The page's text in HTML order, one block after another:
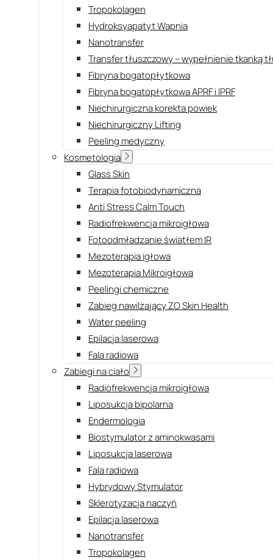
Tropokolagen
Hydroksyapatyt Wapnia
Nanotransfer
Transfer tłuszczowy – wypełnienie tkanką
Fibryna bogatopłytkowa
Fibryna bogatopłytkowa APRF i IPRF
Niechirurgiczna korekta powiek
Niechirurgiczny Lifting
Peeling medyczny
Kosmetologia
Glass Skin
Terapia fotobiodynamiczna
Anti Stress Calm Touch
Radiofrekwencja mikroigłowa
Fotoodmładzanie światłem IR
Mezoterapia igłowa
Mezoterapia Mikroigłowa
Peelingi chemiczne
Zabieg nawilżający ZO Skin Health
Water peeling
Epilacja laserowa
Fala radiowa
Zabiegi na ciało
Radiofrekwencja mikroigłowa
Liposukcja bipolarna
Endermologia
Biostymulator z aminokwasami
Liposukcja laserowa
Fala radiowa
Hybrydowy Stymulator
Sklerotyzacja naczyń
Epilacja laserowa
Nanotransfer
Tropokolagen